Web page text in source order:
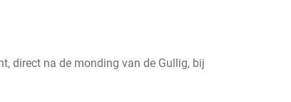
direct na de monding van de Gullig, bij